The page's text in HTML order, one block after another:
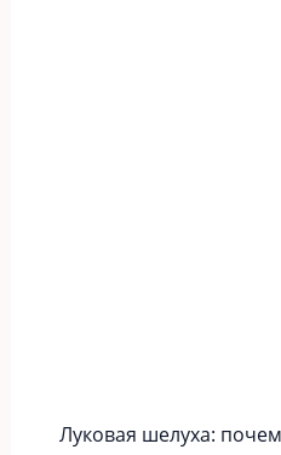
Луковая шелуха: